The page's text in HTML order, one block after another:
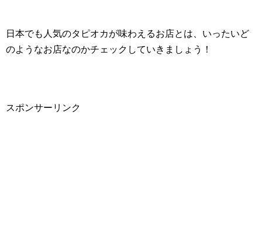
日本でも人気のタピオカが味わえるお店とは、いったいど
のようなお店なのかチェックしていきましょう！
スポンサーリンク